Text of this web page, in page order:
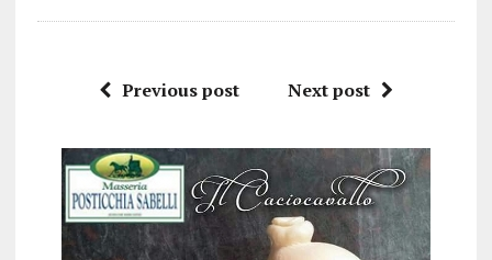
Previous post Next post